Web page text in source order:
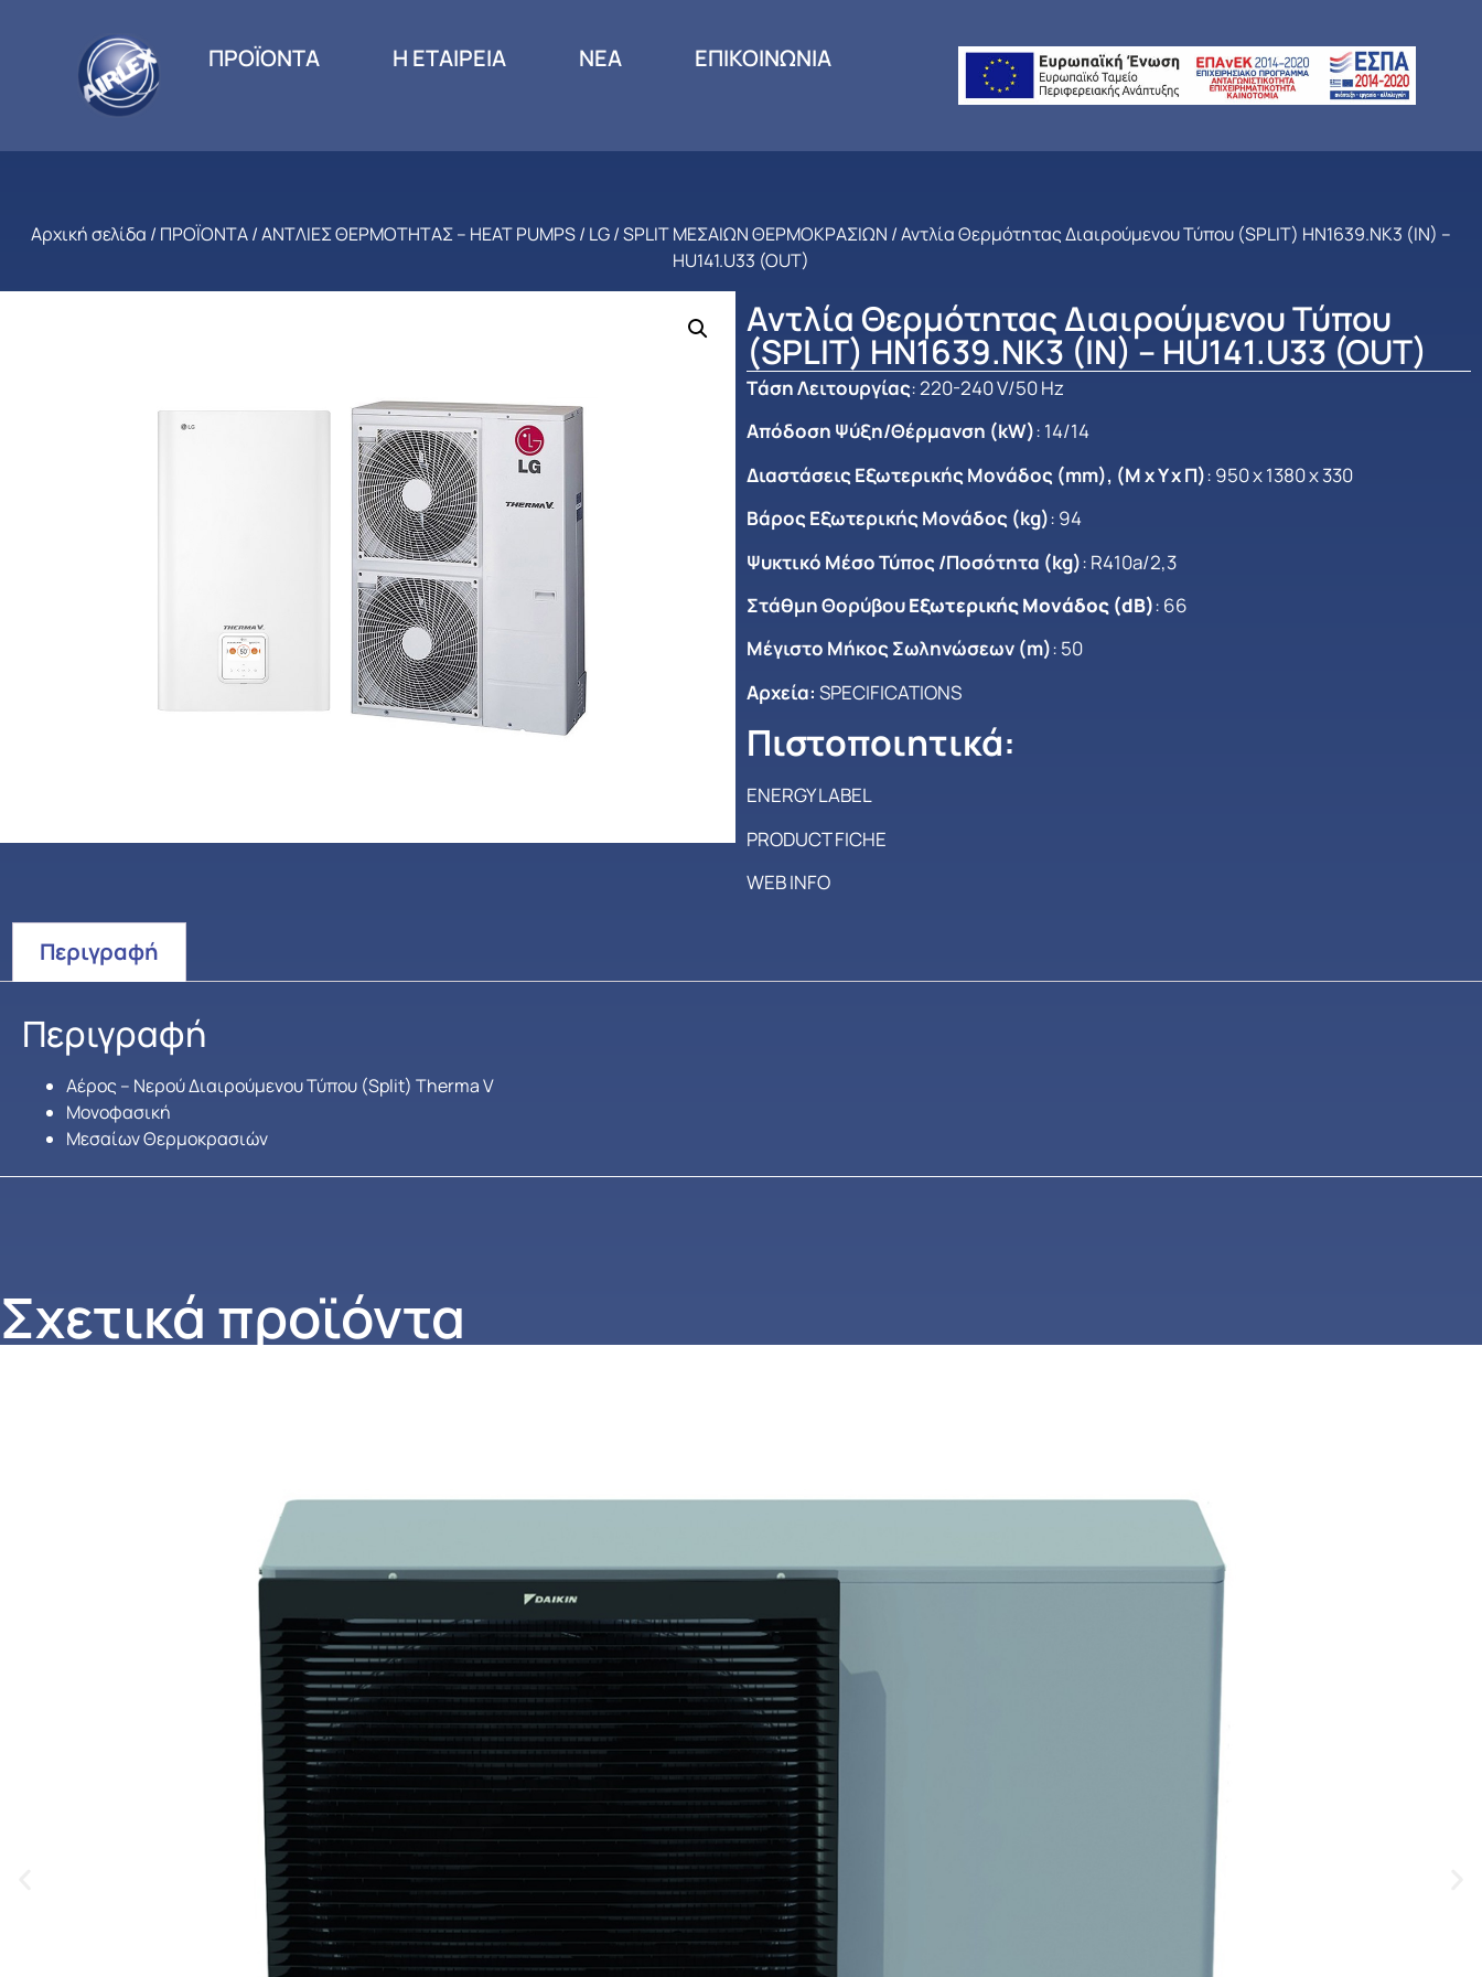
ΠΡΟΪΟΝΤΑ Η ΕΤΑΙΡΕΙΑ ΝΕΑ ΕΠΙΚΟΙΝΩΝΙΑ
Αρχική σελίδα / ΠΡΟΪΟΝΤΑ/ΑΝΤΛΙΕΣ ΘΕΡΜΟΤΗΤΑΣ – HEAT PUMPS/ LG/SPLIT ΜΕΣΑΙΩΝ ΘΕΡΜΟΚΡΑΣΙΩΝ / Αντλία Θερμότητας Διαιρούμενου Τύπου (SPLIT) HN1639.NK3 (IN) –
HU141.U33 (OUT)
Αντλία Θερμότητας Διαιρούμενου Τύπου
(SPLIT) HN1639.NK3 (IN) – HU141.U33 (OUT)
Tάση Λειτουργίας: 220-240 V/50 Hz
Απόδοση Ψύξη/Θέρμανση (kW): 14/14
Διαστάσεις Εξωτερικής Μονάδος (mm), (Μ x Y x Π): 950 x 1380 x 330
Βάρος Εξωτερικής Μονάδος (kg): 94
Ψυκτικό Μέσο Τύπος /Ποσότητα (kg): R410a/2,3
Στάθμη ΘορύβουΕξωτερικής Μονάδος (dB): 66
Μέγιστο Mήκος Σωληνώσεων (m): 50
Αρχεία: SPECIFICATIONS
Πιστοποιητικά:
ENERGY LABEL
PRODUCT FICHE
WEB INFO
Περιγραφή
Περιγραφή
Αέρος – Νερού Διαιρούμενου Τύπου (Split) Therma V
Μονοφασική
Μεσαίων Θερμοκρασιών
Σχετικά προϊόντα